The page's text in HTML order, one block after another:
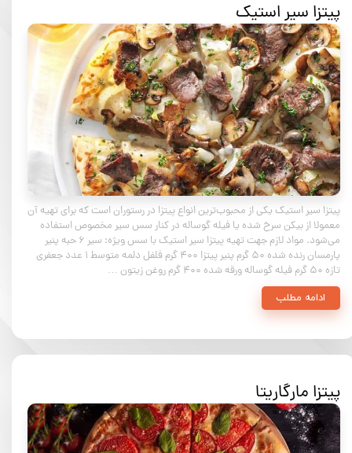
پیتزا سیر استیک
پیتزا سیر استیک یکی از محبوب‌ترین انواع پیتزا در رستوران است که برای تهیه آن
معمولا از بیکن سرخ شده یا فیله گوساله در کنار سس سیر مخصوص استفاده
می‌شود. مواد لازم جهت تهیه پیتزا سیر استیک با سس ویژه: سیر ۶ حبه پنیر
پارمسان رنده شده ۵۰ گرم پنیر پیتزا ۴۰۰ گرم فلفل دلمه متوسط ۱ عدد جعفری
تازه ۵۰ گرم فیله گوساله ورقه شده ۴۰۰ گرم روغن زیتون …
ادامه مطلب
پیتزا مارگاریتا